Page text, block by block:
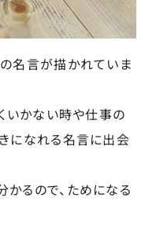
名言が描かれていま
いかない時や仕事の
になれる名言に出会
るので、ためになる